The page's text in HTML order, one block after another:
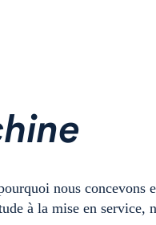
nous concevons
à la mise en service,